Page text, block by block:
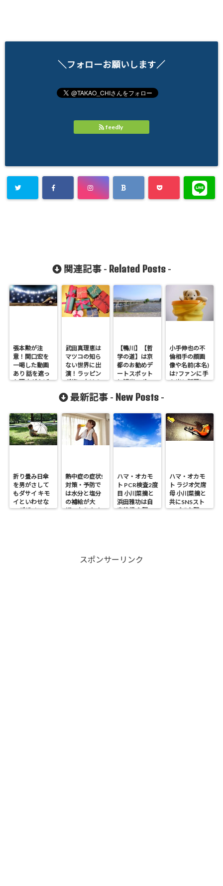
＼フォローお願いします／
feedly
関連記事 - Related Posts-
張本勲が注
意！関口宏を
一喝した動画
あり 話を遮っ
た理由がやば
武田真理恵は
マツコの知ら
ない世界に出
演！ラッピン
グ術の本は？
【鴨川】【哲
学の道】は京
都のお勧めデ
ートスポット
と観光スポッ
小手伸也の不
倫相手の顔画
像や名前(本名)
は?ファンに手
を出し話題に!
最新記事 - New Posts -
折り畳み日傘
を男がさして
もダサイ キモ
イといわせな
いデザイン！
熱中症の症状!
対策・予防で
は水分と塩分
の補給が大
切・なりやす
ハマ・オカモ
ト PCR検査2度
目 小川菜摘と
浜田雅功は自
宅待機 心配の
ハマ・オカモ
ト ラジオ欠席
母 小川菜摘と
共にSNSスト
ップで心配の
スポンサーリンク